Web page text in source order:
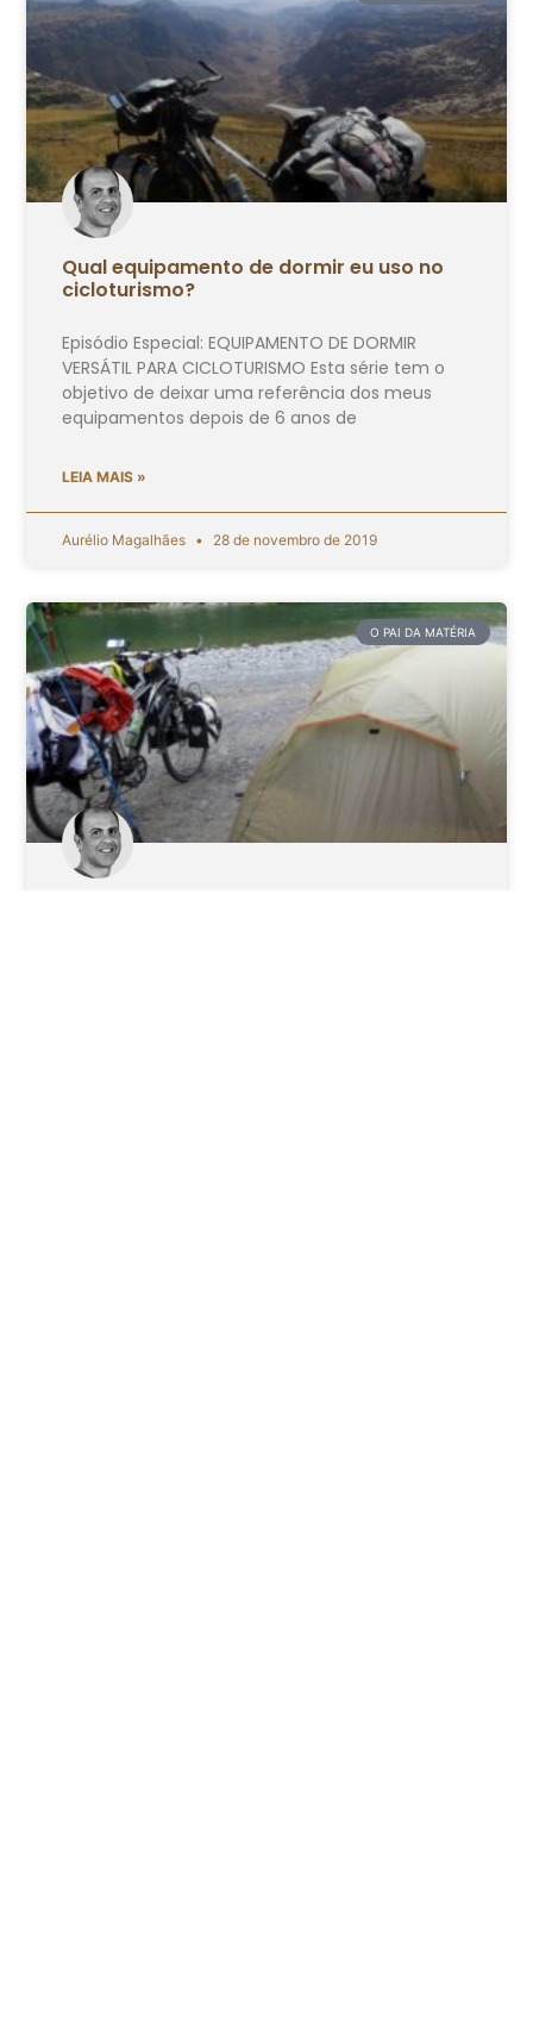
Qual equipamento de dormir eu uso no
cicloturismo?
Episódio Especial: EQUIPAMENTO DE DORMIR
VERSÁTIL PARA CICLOTURISMO Esta série tem o
objetivo de deixar uma referência dos meus
equipamentos depois de 6 anos de
LEIA MAIS »
Aurélio Magalhães 28 de novembro de 2019
O PAI DA MATÉRIA